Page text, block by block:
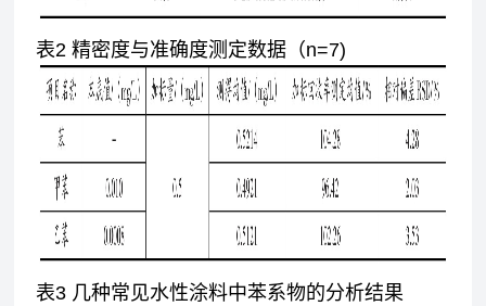
表2 精密度与准确度测定数据（n=7)
表3 几种常见水性涂料中苯系物的分析结果